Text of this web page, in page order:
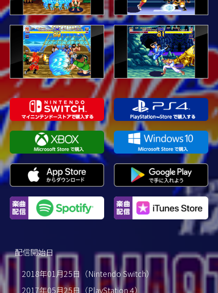
配信開始日
2018年01月25日（Nintendo Switch）
2017年05月25日（PlayStation 4）